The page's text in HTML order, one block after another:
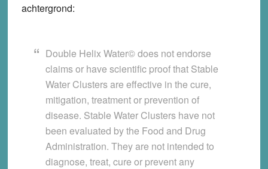
achtergrond:
Double Helix Water© does not endorse
claims or have scientific proof that Stable
Water Clusters are effective in the cure,
mitigation, treatment or prevention of
disease. Stable Water Clusters have not
been evaluated by the Food and Drug
Administration. They are not intended to
diagnose, treat, cure or prevent any